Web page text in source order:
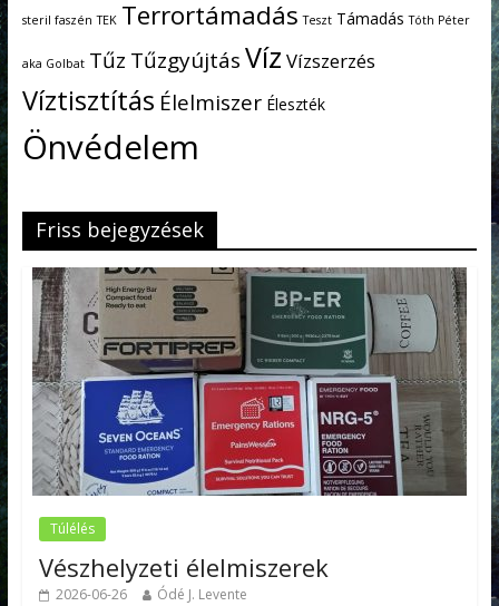
steril faszén TEK Terrortámadás Teszt Támadás Tóth Péter
aka Golbat Tűz TűzgyújtásVíz Vízszerzés
Víztisztítás Élelmiszer Éleszték
Önvédelem
Friss bejegyzések
Túlélés
Vészhelyzeti élelmiszerek
2026-06-26 Ódé J. Levente